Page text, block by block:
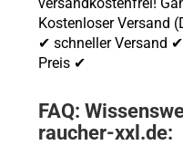
Kostenloser Versand
✔ schneller Versand
Preis ✔
FAQ:
raucher-xxl.de: